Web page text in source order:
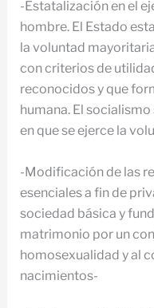
-Estatalización en el
hombre. El Estado
la voluntad
con criterios de
reconocidos y que
humana. El
en que se ejerce la
-Modificación de las
esenciales a fin de
sociedad básica y
matrimonio por un
homosexualidad y al
nacimientos-